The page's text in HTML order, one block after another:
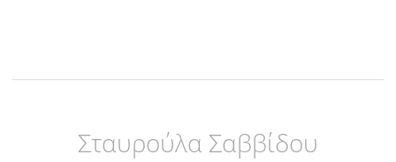
Σταυρούλα Σαββίδου